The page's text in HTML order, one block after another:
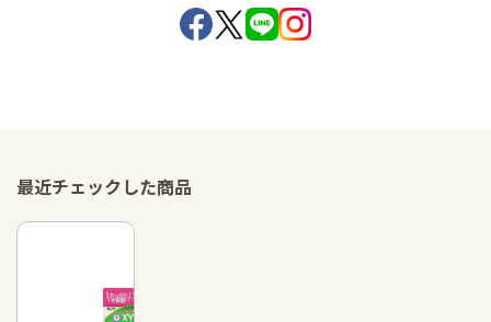
最近チェックした商品